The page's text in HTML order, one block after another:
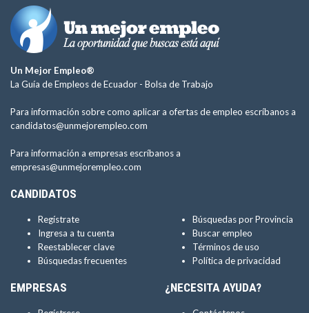
Un Mejor Empleo®
La Guía de Empleos de Ecuador - Bolsa de Trabajo
Para información sobre como aplicar a ofertas de empleo escríbanos a
candidatos@unmejorempleo.com
Para información a empresas escríbanos a
empresas@unmejorempleo.com
CANDIDATOS
Regístrate
Ingresa a tu cuenta
Reestablecer clave
Búsquedas frecuentes
Búsquedas por Provincia
Buscar empleo
Términos de uso
Política de privacidad
EMPRESAS ¿NECESITA AYUDA?